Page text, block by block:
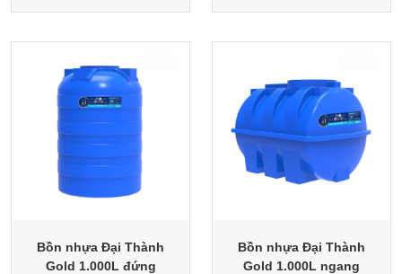
Bồn nhựa Đại Thành
Gold 1.000L đứng
Bồn nhựa Đại Thành
Gold 1.000L ngang